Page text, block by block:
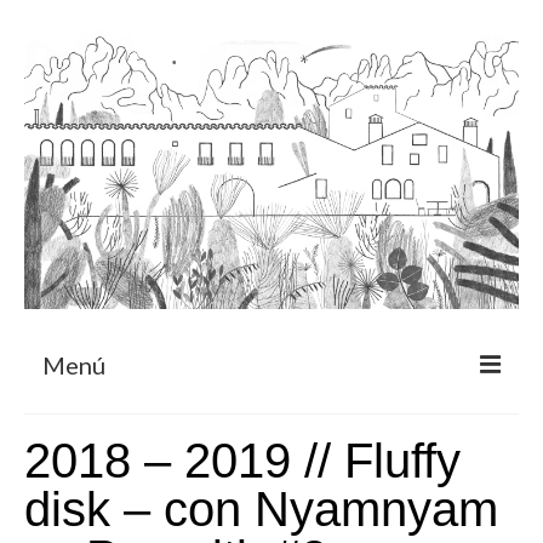
Menú
Programa de residencia
CRUCERO
2018 – 2019 // Fluffy
disk – con Nyamnyam